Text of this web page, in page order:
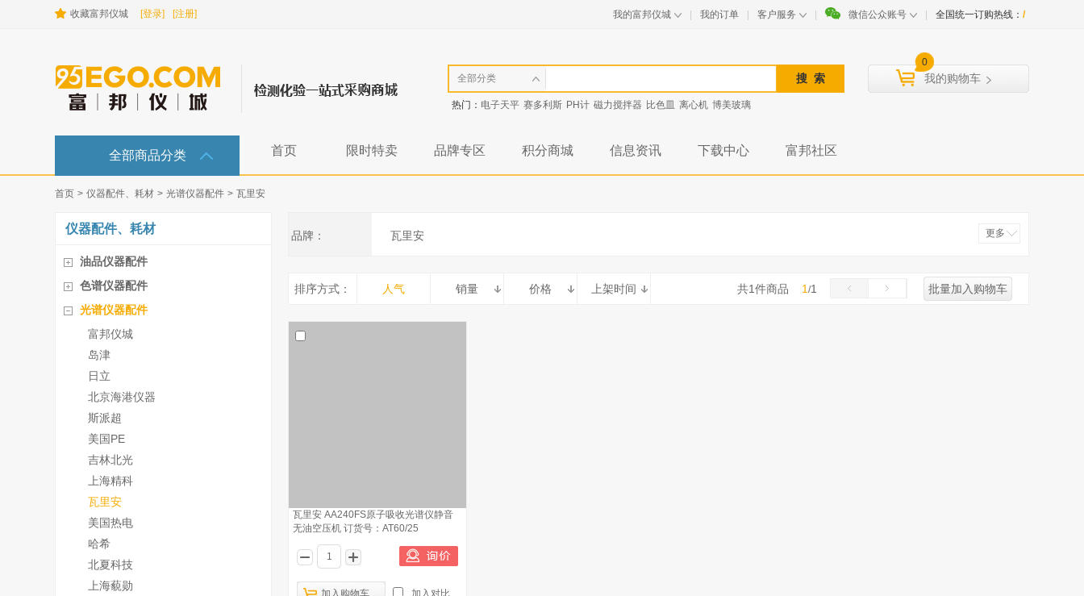
收藏富邦仪城 [登录] [注册] 我的富邦仪城 我的订单 客户服务 微信公众账号 全国统一订购热线： /
全部分类
热门： 电子天平 赛多利斯 PH计 磁力搅拌器 比色皿 离心机 博美玻璃
0
我的购物车
全部商品分类 首页 限时特卖 品牌专区 积分商城 信息资讯 下载中心 富邦社区
首页 > 仪器配件、耗材 > 光谱仪器配件 > 瓦里安
仪器配件、耗材
油品仪器配件
色谱仪器配件
光谱仪器配件
富邦仪城
岛津
日立
北京海港仪器
斯派超
美国PE
吉林北光
上海精科
瓦里安
美国热电
哈希
北夏科技
上海藐勋
品牌： 瓦里安
更多
排序方式： 人气 销量 价格 上架时间 共1件商品 1 /1 批量加入购物车
瓦里安 AA240FS原子吸收光谱仪静音
无油空压机 订货号：AT60/25
加入购物车 加入对比